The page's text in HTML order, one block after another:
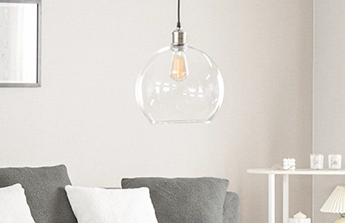
ブークレ調 3Pソフ
ブー
ァ